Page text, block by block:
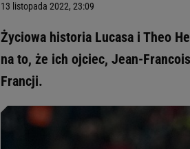
13 listopada 2022, 23:09
Życiowa historia Lucasa i Theo
na to, że ich ojciec, Jean-
Francji.